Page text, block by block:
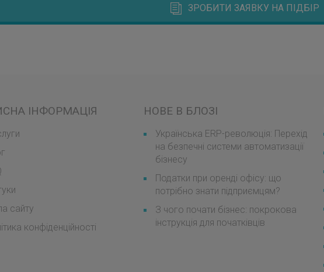
ЗРОБИТИ ЗАЯВКУ НА ПІДБІР
ІНФОРМАЦІЯ
сайту
конфіденційності
НОВЕ В БЛОЗІ
Українська ERP-революція: Перехід
на безпечні системи автоматизації
бізнесу
Податки при оренді офісу: що
потрібно знати підприємцям?
З чого почати бізнес: покрокова
інструкція для початківців